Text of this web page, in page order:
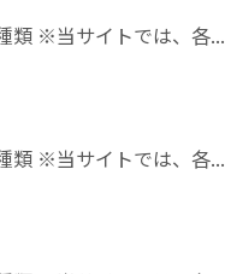
類 ※当サイトでは、各...
類 ※当サイトでは、各...